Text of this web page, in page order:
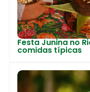
Festa Junina no
comidas típicas